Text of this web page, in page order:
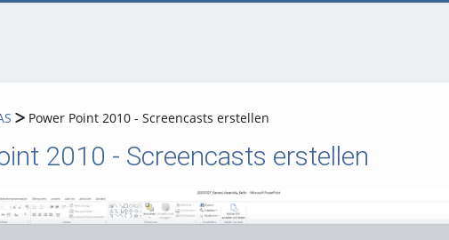
Power Point 2010 - Screencasts erstellen
2010 - Screencasts erstellen